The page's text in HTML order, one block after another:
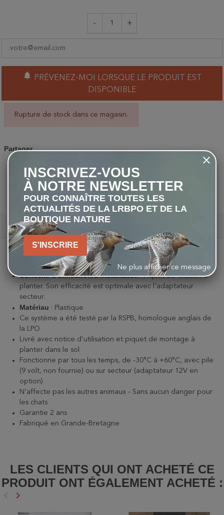
- +
notifications
DISPONIBLE
Rupture de stock dans ce magasin.
Partager
PARTAGERTWEETPINTEREST
Description
12cm (H) x 4cm (L) x 5cm (l)
:113 g
Conseils d'utilisation/d'installation:Piquet de fixation à
planter. Son efficacité est optimale avec l'adaptateur
secteur.
Matériau : Plastique
Ce système a été testé par la RSPB, homologue anglais de
la LPO
Livré avec notice d’utilisation et piquet de montage à
planter dans le sol
Fonctionne par tous les temps, de -30°C à +60°C, avec pile
(9 volt, non fournie) ou sur secteur (adaptateur 12V en
option)
N’affecte pas les autres animaux - Sans aucun danger pour
les chats
Garantie 2 ans
Fabriqué en Grande-Bretagne
LES CLIENTS QUI ONT ACHETÉ CE
PRODUIT ONT ÉGALEMENT ACHETÉ :
Précédent
keyboard_arrow_left Suivant
keyboard_arrow_right
INSCRIVEZ-VOUS
À NOTRE NEWSLETTER
POUR CONNAÎTRE TOUTES LES
ACTUALITÉS DE LA LRBPO ET DE LA
BOUTIQUE NATURE
S'INSCRIRE
Ne plus afficher ce message